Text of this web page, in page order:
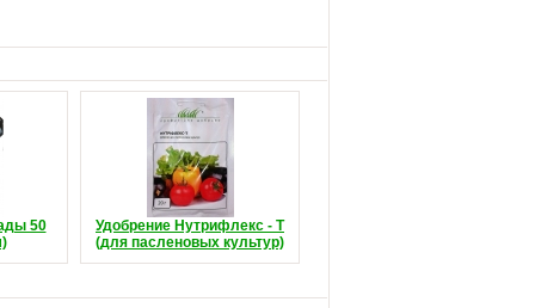
50
Удобрение Нутрифлекс - Т
(для пасленовых культур)